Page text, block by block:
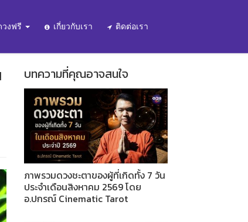
วงฟรี เกี่ยวกับเรา ติดต่อเรา
บทความที่คุณอาจสนใจ
ภาพรวมดวงชะตาของผู้ที่เกิดทั้ง 7 วัน
ประจำเดือนสิงหาคม 2569 โดย
อ.ปกรณ์ Cinematic Tarot